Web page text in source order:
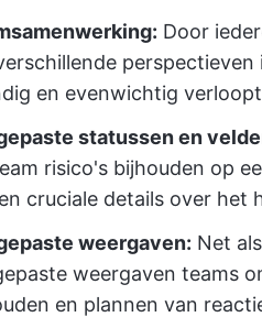
Door
en evenwichtig verloopt
statussen en
risico's bijhouden op
cruciale details over het
weergaven: Net als
weergaven teams
en plannen van